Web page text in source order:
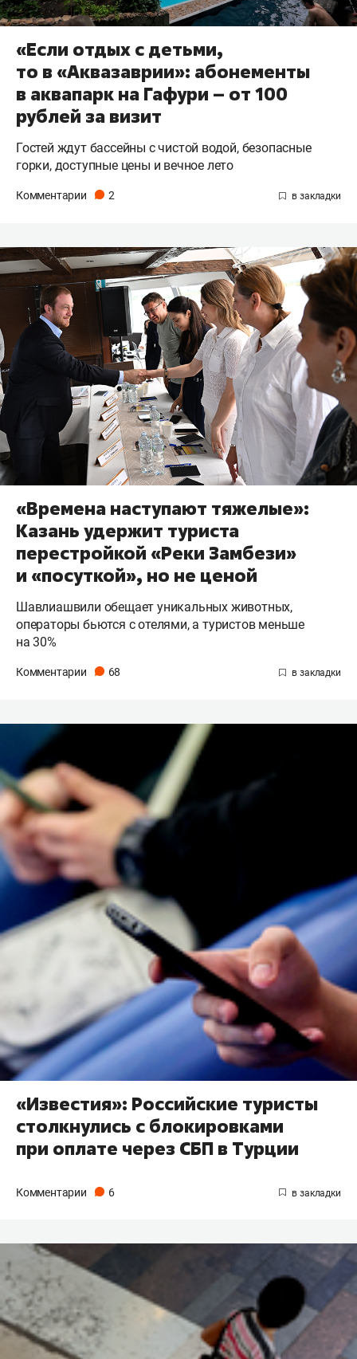
«Если отдых с детьми,
то в «Аквазаврии»: абонементы
в аквапарк на Гафури – от 100
рублей за визит
Гостей ждут бассейны с чистой водой, безопасные
горки, доступные цены и вечное лето
Комментарии 2
«Времена наступают тяжелые»:
Казань удержит туриста
перестройкой «Реки Замбези»
и «посуткой», но не ценой
Шавлиашвили обещает уникальных животных,
операторы бьются с отелями, а туристов меньше
на 30%
Комментарии 68
«Известия»: Российские туристы
столкнулись с блокировками
при оплате через СБП в Турции
Комментарии 6